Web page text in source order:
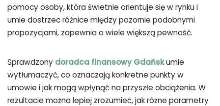
pomocy osoby, która świetnie orientuje się w rynku i
umie dostrzec różnice między pozornie podobnymi
propozycjami, zapewnia o wiele większą pewność.
Sprawdzony doradca finansowy Gdańskumie
wytłumaczyć, co oznaczają konkretne punkty w
umowie i jak mogą wpłynąć na przyszłe obciążenia. W
rezultacie można lepiej zrozumieć, jak różne parametry